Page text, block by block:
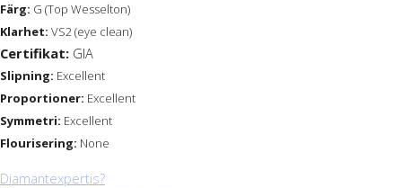
Färg: G (Top Wesselton)
Klarhet: VS2 (eye clean)
Certifikat: GIA
Slipning: Excellent
Proportioner: Excellent
Symmetri: Excellent
Flourisering: None
Diamantexpertis?